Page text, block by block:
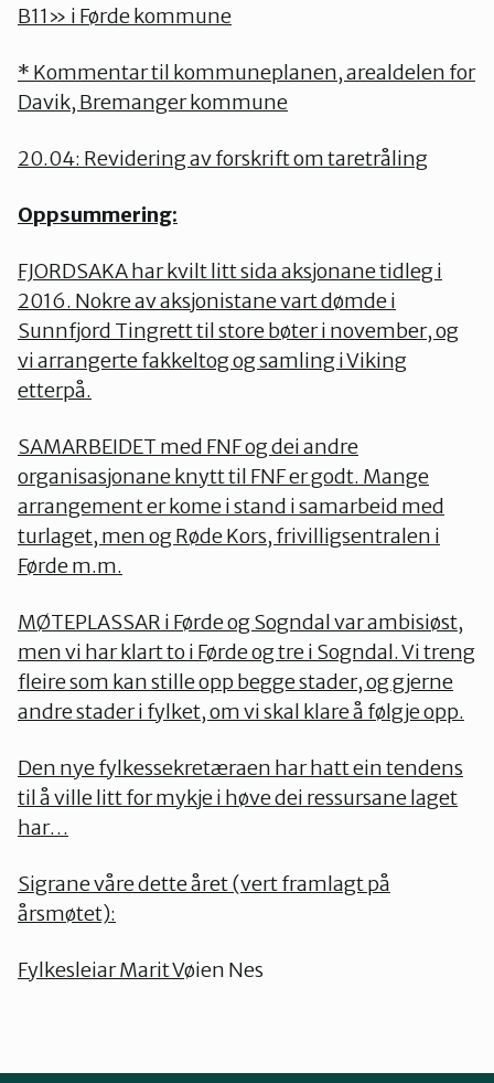
B11» i Førde kommune
* Kommentar til kommuneplanen, arealdelen for
Davik, Bremanger kommune
20.04: Revidering av forskrift om taretråling
Oppsummering:
FJORDSAKA har kvilt litt sida aksjonane tidleg i
2016. Nokre av aksjonistane vart dømde i
Sunnfjord Tingrett til store bøter i november, og
vi arrangerte fakkeltog og samling i Viking
etterpå.
SAMARBEIDET med FNF og dei andre
organisasjonane knytt til FNF er godt. Mange
arrangement er kome i stand i samarbeid med
turlaget, men og Røde Kors, frivilligsentralen i
Førde m.m.
MØTEPLASSAR i Førde og Sogndal var ambisiøst,
men vi har klart to i Førde og tre i Sogndal. Vi treng
fleire som kan stille opp begge stader, og gjerne
andre stader i fylket, om vi skal klare å følgje opp.
Den nye fylkessekretæraen har hatt ein tendens
til å ville litt for mykje i høve dei ressursane laget
har…
Sigrane våre dette året (vert framlagt på
årsmøtet):
Fylkesleiar Marit Vøien Nes